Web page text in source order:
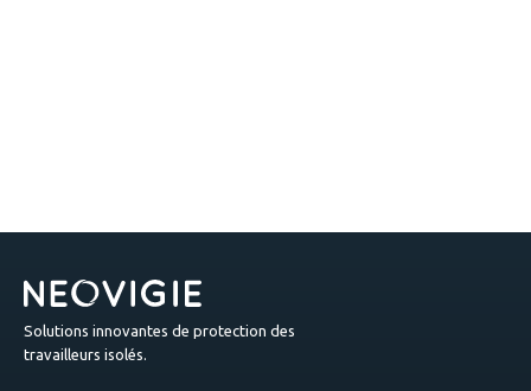
Solutions innovantes de protection des
travailleurs isolés.